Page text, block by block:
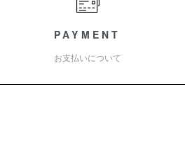
PAYMENT
お支払いについて